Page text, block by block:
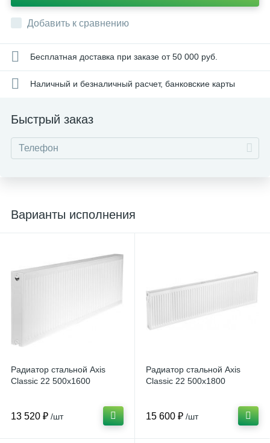
Добавить к сравнению
Бесплатная доставка при заказе от 50 000 руб.
Наличный и безналичный расчет, банковские карты
Быстрый заказ
Варианты исполнения
Радиатор стальной Axis
Classic 22 500х1600
13 520 ₽ /шт
Радиатор стальной Axis
Classic 22 500х1800
15 600 ₽ /шт